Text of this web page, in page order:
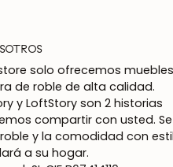
solo ofrecemos muebles
de roble de alta calidad.
y LoftStory son 2 historias
compartir con usted. Se
y la comodidad con
a su hogar.